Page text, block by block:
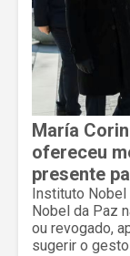
María
ofereceu
presente
Instituto Nobel
Nobel da Paz
ou revogado,
sugerir o